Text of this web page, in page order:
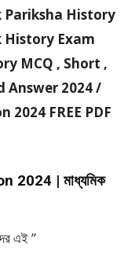
Pariksha History
History Exam
MCQ , Short ,
Answer 2024 /
FREE PDF
| মাধ্যমিক
এই ”